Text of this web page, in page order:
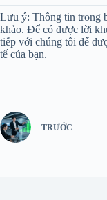
Lưu ý: Thông tin trong
khảo. Để có được lời
tiếp với chúng tôi để
tế của bạn.
TRƯỚC